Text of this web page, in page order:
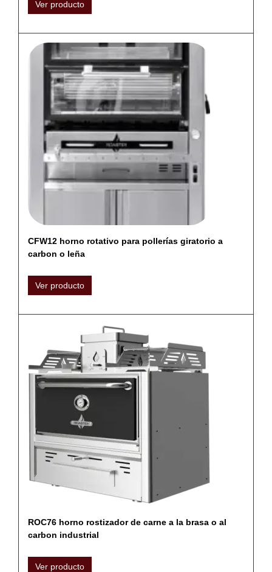
Ver producto
CFW12 horno rotativo para pollerías giratorio a
carbon o leña
Ver producto
ROC76 horno rostizador de carne a la brasa o al
carbon industrial
Ver producto